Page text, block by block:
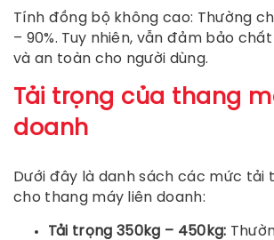
Tính đồng bộ không cao: Thường
– 90%. Tuy nhiên, vẫn đảm bảo
và an toàn cho người dùng.
Tải trọng của thang
doanh
Dưới đây là danh sách các mức tải
cho thang máy liên doanh:
Tải trọng 350kg – 450kg: